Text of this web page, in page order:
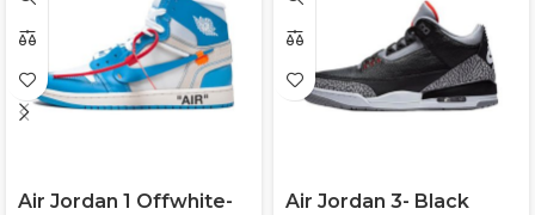
Air Jordan 1 Offwhite-
Air Jordan 3- Black